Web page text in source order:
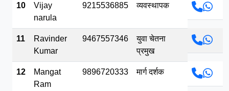
10
Vijay
narula
9215536885 व्यवस्थापक
11
Ravinder
Kumar
9467557346
युवा चेतना
प्रमुख
12
Mangat
Ram
9896720333 मार्ग दर्शक